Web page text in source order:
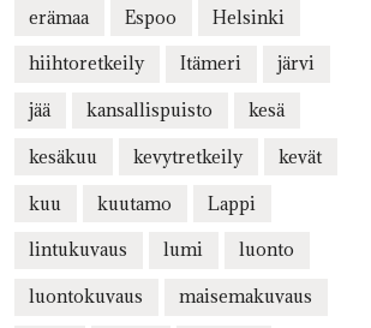
erämaa Espoo Helsinki
hiihtoretkeily Itämeri järvi
jää kansallispuisto kesä
kesäkuu kevytretkeily kevät
kuu kuutamo Lappi
lintukuvaus lumi luonto
luontokuvaus maisemakuvaus